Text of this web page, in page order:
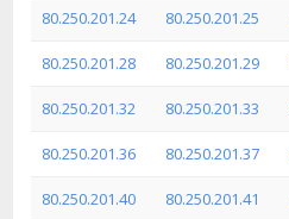
80.250.201.24 80.250.201.25
80.250.201.28 80.250.201.29
80.250.201.32 80.250.201.33
80.250.201.36 80.250.201.37
80.250.201.40 80.250.201.41